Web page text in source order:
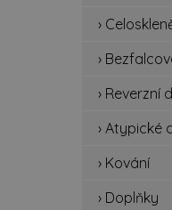
›
›
› Reverzní
› Atypické
› Kování
› Doplňky